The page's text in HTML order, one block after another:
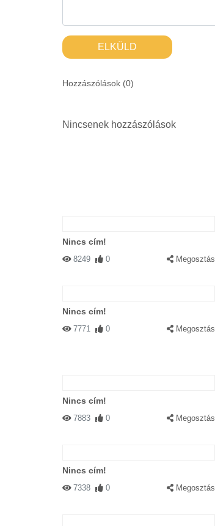
ELKÜLD
Hozzászólások (0)
Nincsenek hozzászólások
Nincs cím!
8249 0 Megosztás
Nincs cím!
7771 0 Megosztás
Nincs cím!
7883 0 Megosztás
Nincs cím!
7338 0 Megosztás